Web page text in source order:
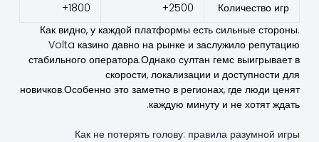
Количество игр
2500+
1800+
Как видно, у каждой платформы есть сильные стороны.
Volta казино давно на рынке и заслужило репутацию
стабильного оператора.Однако султан гемс выигрывает в
скорости, локализации и доступности для
новичков.Особенно это заметно в регионах, где люди ценят
каждую минуту и не хотят ждать.
Как не потерять голову: правила разумной игры